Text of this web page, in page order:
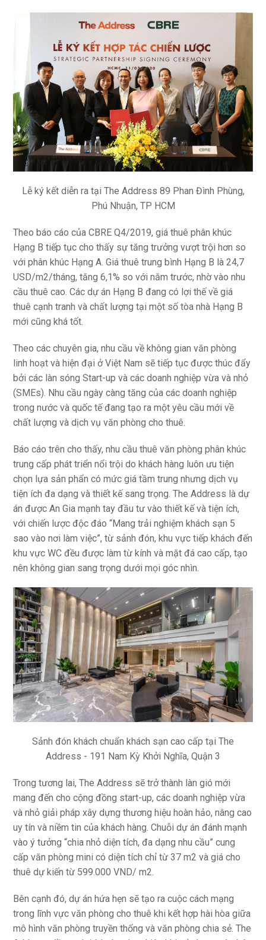
Lễ ký kết diễn ra tại The Address 89 Phan Đình Phùng,
Phú Nhuận, TP HCM
Theo báo cáo của CBRE Q4/2019, giá thuê phân khúc
Hạng B tiếp tục cho thấy sự tăng trưởng vượt trội hơn so
với phân khúc Hạng A. Giá thuê trung bình Hạng B là 24,7
USD/m2/tháng, tăng 6,1% so với năm trước, nhờ vào nhu
cầu thuê cao. Các dự án Hạng B đang có lợi thế về giá
thuê cạnh tranh và chất lượng tại một số tòa nhà Hạng B
mới cũng khá tốt.
Theo các chuyên gia, nhu cầu về không gian văn phòng
linh hoạt và hiện đại ở Việt Nam sẽ tiếp tục được thúc đẩy
bởi các làn sóng Start-up và các doanh nghiệp vừa và nhỏ
(SMEs). Nhu cầu ngày càng tăng của các doanh nghiệp
trong nước và quốc tế đang tạo ra một yêu cầu mới về
chất lượng và dịch vụ văn phòng cho thuê.
Báo cáo trên cho thấy, nhu cầu thuê văn phòng phân khúc
trung cấp phát triển nổi trội do khách hàng luôn ưu tiện
chọn lựa sản phẩn có mức giá tầm trung nhưng dịch vụ
tiện ích đa dạng và thiết kế sang trọng. The Address là dự
án được An Gia mạnh tay đầu tư vào thiết kế và tiện ích,
với chiến lược độc đáo “Mang trải nghiệm khách sạn 5
sao vào nơi làm việc”, từ sảnh đón, khu vực tiếp khách đến
khu vực WC đều được làm từ kính và mặt đá cao cấp, tạo
nên không gian sang trọng dưới mọi góc nhìn.
Sảnh đón khách chuẩn khách sạn cao cấp tại The
Address - 191 Nam Kỳ Khởi Nghĩa, Quận 3
Trong tương lai, The Address sẽ trở thành làn gió mới
mang đến cho cộng đồng start-up, các doanh nghiệp vừa
và nhỏ giải pháp xây dựng thương hiệu hoàn hảo, nâng cao
uy tín và niềm tin của khách hàng. Chuỗi dự án đánh mạnh
vào ý tưởng “chia nhỏ diện tích, đa dạng nhu cầu” cung
cấp văn phòng mini có diện tích chỉ từ 37 m2 và giá cho
thuê dự kiến từ 599.000 VND/ m2.
Bên cạnh đó, dự án hứa hẹn sẽ tạo ra cuộc cách mạng
trong lĩnh vực văn phòng cho thuê khi kết hợp hài hòa giữa
mô hình văn phòng truyền thống và văn phòng chia sẻ. The